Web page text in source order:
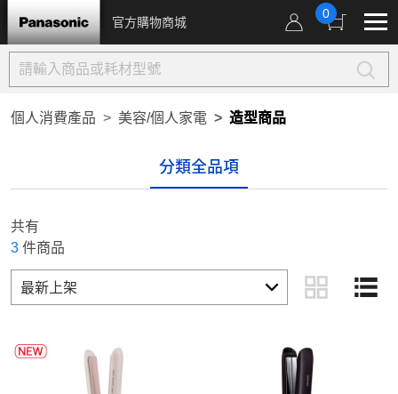
官方購物商城
0
個人消費產品 美容/個人家電 造型商品
分類全品項
共有
3 件商品